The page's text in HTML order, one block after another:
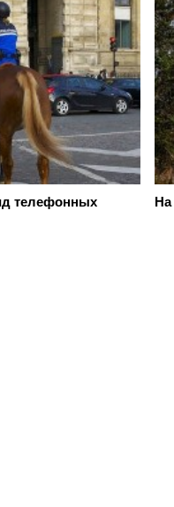
телефонных
На